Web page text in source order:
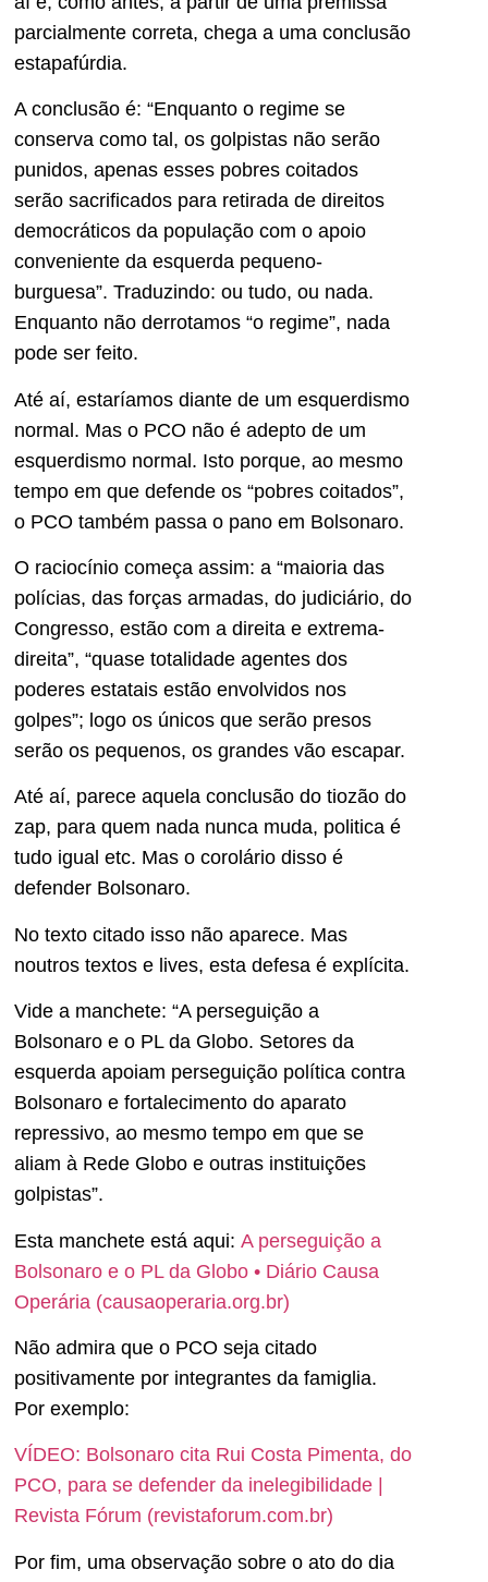
parcialmente correta, chega a uma conclusão
estapafúrdia.
A conclusão é: “Enquanto o regime se
conserva como tal, os golpistas não serão
punidos, apenas esses pobres coitados
serão sacrificados para retirada de direitos
democráticos da população com o apoio
conveniente da esquerda pequeno-
burguesa”. Traduzindo: ou tudo, ou nada.
Enquanto não derrotamos “o regime”, nada
pode ser feito.
Até aí, estaríamos diante de um esquerdismo
normal. Mas o PCO não é adepto de um
esquerdismo normal. Isto porque, ao mesmo
tempo em que defende os “pobres coitados”,
o PCO também passa o pano em Bolsonaro.
O raciocínio começa assim: a “maioria das
polícias, das forças armadas, do judiciário, do
Congresso, estão com a direita e extrema-
direita”, “quase totalidade agentes dos
poderes estatais estão envolvidos nos
golpes”; logo os únicos que serão presos
serão os pequenos, os grandes vão escapar.
Até aí, parece aquela conclusão do tiozão do
zap, para quem nada nunca muda, politica é
tudo igual etc. Mas o corolário disso é
defender Bolsonaro.
No texto citado isso não aparece. Mas
noutros textos e lives, esta defesa é explícita.
Vide a manchete: “A perseguição a
Bolsonaro e o PL da Globo. Setores da
esquerda apoiam perseguição política contra
Bolsonaro e fortalecimento do aparato
repressivo, ao mesmo tempo em que se
aliam à Rede Globo e outras instituições
golpistas”.
Esta manchete está aqui: A perseguição a
Bolsonaro e o PL da Globo • Diário Causa
Operária (causaoperaria.org.br)
Não admira que o PCO seja citado
positivamente por integrantes da famiglia.
Por exemplo:
VÍDEO: Bolsonaro cita Rui Costa Pimenta, do
PCO, para se defender da inelegibilidade |
Revista Fórum (revistaforum.com.br)
Por fim, uma observação sobre o ato do dia